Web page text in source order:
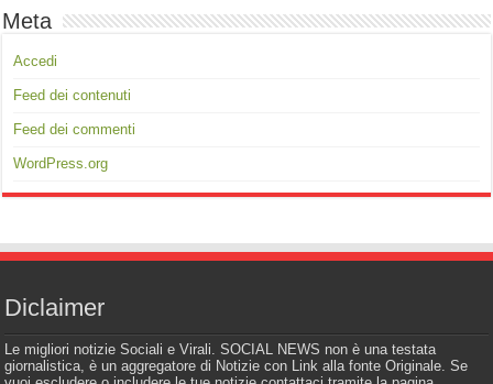
Meta
Accedi
Feed dei contenuti
Feed dei commenti
WordPress.org
Diclaimer
Le migliori notizie Sociali e Virali. SOCIAL NEWS non è una testata
giornalistica, è un aggregatore di Notizie con Link alla fonte Originale. Se